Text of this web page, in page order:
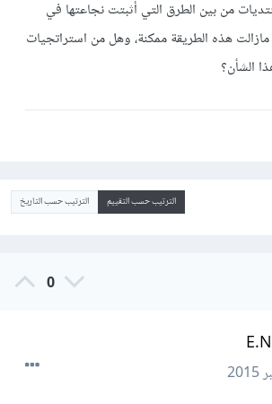
من بين الطرق التي أثبتت نجاعتها في
مازالت هذه الطريقة ممكنة، وهل من استراتجيات
الشأن؟
الترتيب حسب التقييم الترتيب حسب التاريخ
0